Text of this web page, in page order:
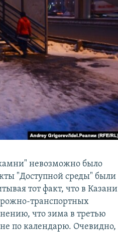
невозможно было
"Доступной среды" были
тот факт, что в Казани
транспортных
что зима в третью
по календарю. Очевидно,